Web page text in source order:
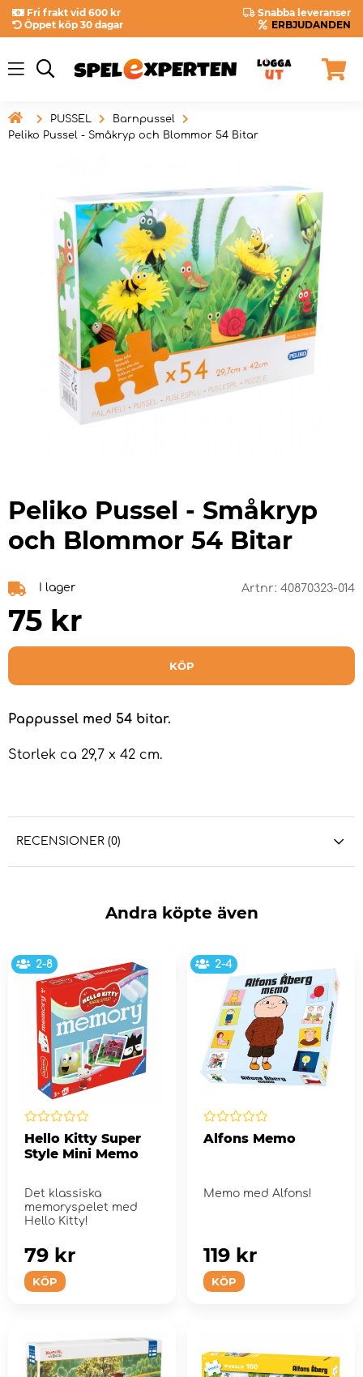
Fri frakt vid 600 kr
Snabba leveranser
Öppet köp 30 dagar
ERBJUDANDEN
 PUSSEL
Barnpussel
Peliko Pussel - Småkryp och Blommor 54 Bitar
Peliko Pussel - Småkryp
och Blommor 54 Bitar
I lager Artnr: 40870323-014
75 kr
KÖP
Pappussel med 54 bitar.
Storlek ca 29,7 x 42 cm.
RECENSIONER (0)
Andra köpte även
2-8
Hello Kitty Super
Style Mini Memo
Det klassiska
memoryspelet med
Hello Kitty!
KÖP
79 kr
2-4
Alfons Memo
Memo med Alfons!
KÖP
119 kr